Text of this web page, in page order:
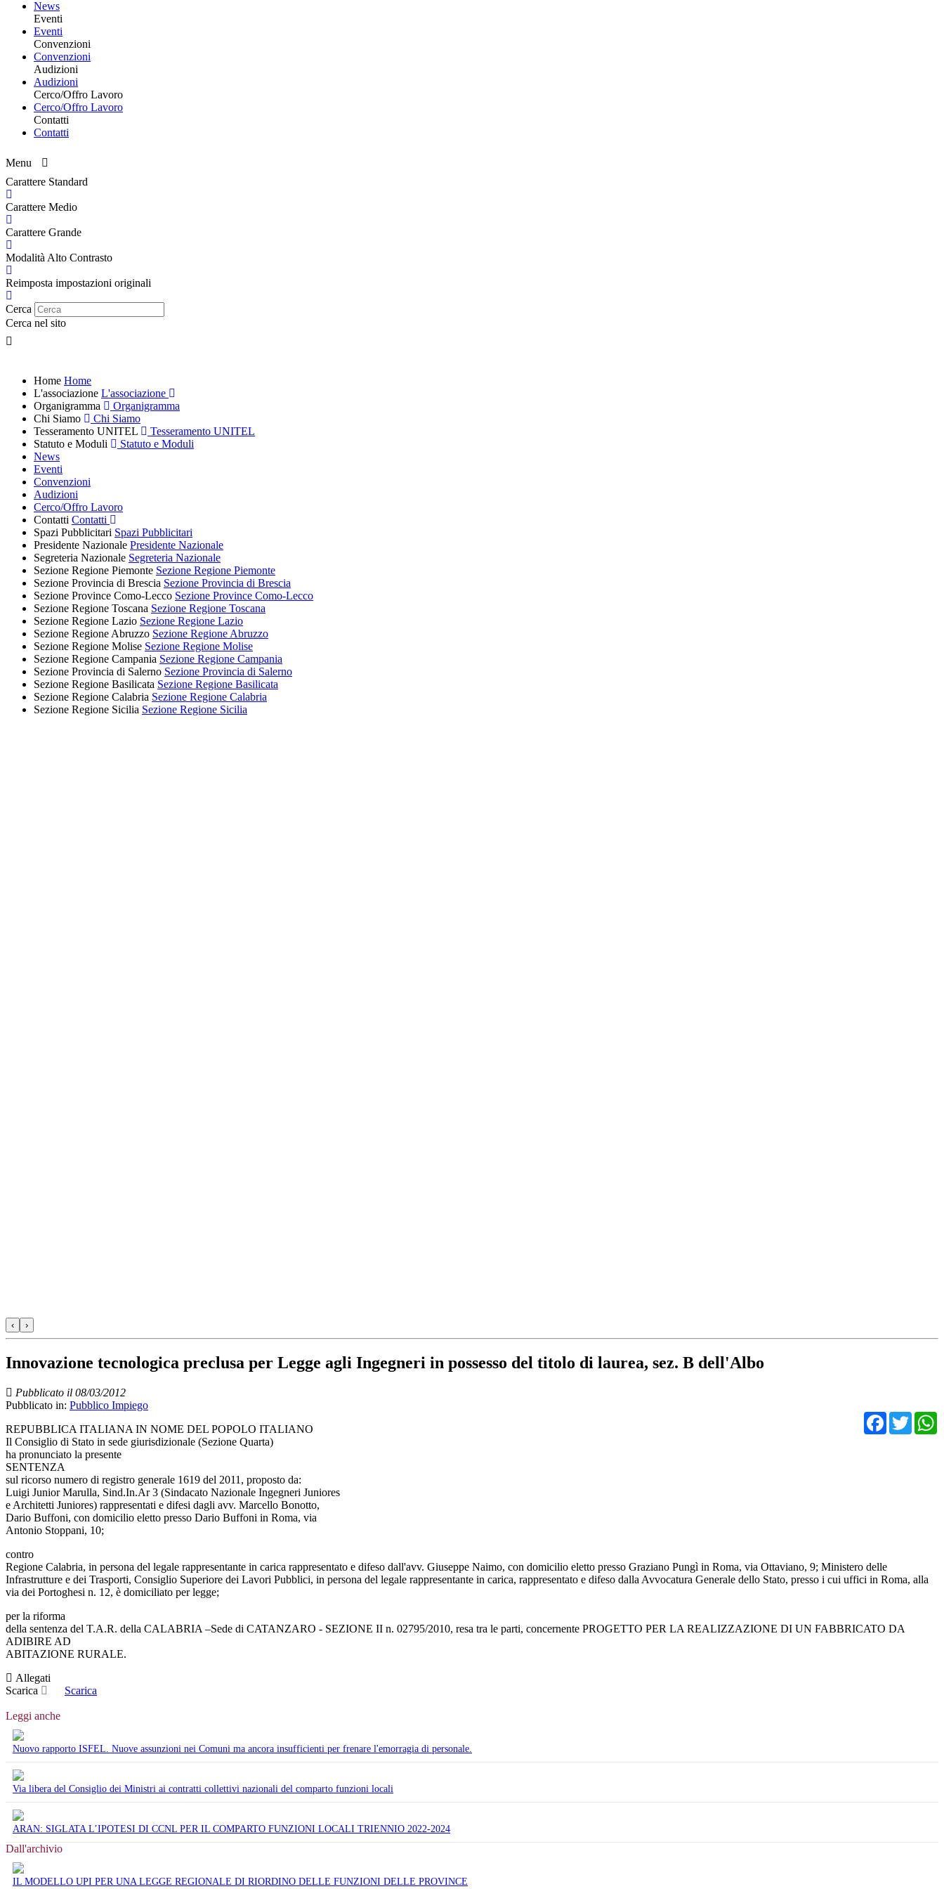
News
Eventi
Eventi
Convenzioni
Convenzioni
Audizioni
Audizioni
Cerco/Offro Lavoro
Cerco/Offro Lavoro
Contatti
Contatti
Menu
Carattere Standard
Carattere Medio
Carattere Grande
Modalità Alto Contrasto
Reimposta impostazioni originali
Cerca
Cerca nel sito
Home Home
L'associazione L'associazione
Organigramma
Organigramma
Chi Siamo
Chi Siamo
Tesseramento UNITEL
Tesseramento UNITEL
Statuto e Moduli
Statuto e Moduli
News
Eventi
Convenzioni
Audizioni
Cerco/Offro Lavoro
Contatti Contatti
Spazi Pubblicitari Spazi Pubblicitari
Presidente Nazionale Presidente Nazionale
Segreteria Nazionale Segreteria Nazionale
Sezione Regione Piemonte Sezione Regione Piemonte
Sezione Provincia di Brescia Sezione Provincia di Brescia
Sezione Province Como-Lecco Sezione Province Como-Lecco
Sezione Regione Toscana Sezione Regione Toscana
Sezione Regione Lazio Sezione Regione Lazio
Sezione Regione Abruzzo Sezione Regione Abruzzo
Sezione Regione Molise Sezione Regione Molise
Sezione Regione Campania Sezione Regione Campania
Sezione Provincia di Salerno Sezione Provincia di Salerno
Sezione Regione Basilicata Sezione Regione Basilicata
Sezione Regione Calabria Sezione Regione Calabria
Sezione Regione Sicilia Sezione Regione Sicilia
‹ ›
Innovazione tecnologica preclusa per Legge agli Ingegneri in possesso del titolo di laurea, sez. B dell'Albo
Pubblicato il 08/03/2012
Pubblicato in: Pubblico Impiego
REPUBBLICA ITALIANA IN NOME DEL POPOLO ITALIANO
Il Consiglio di Stato in sede giurisdizionale (Sezione Quarta)
ha pronunciato la presente
SENTENZA
sul ricorso numero di registro generale 1619 del 2011, proposto da:
Luigi Junior Marulla, Sind.In.Ar 3 (Sindacato Nazionale Ingegneri Juniores
e Architetti Juniores) rappresentati e difesi dagli avv. Marcello Bonotto,
Dario Buffoni, con domicilio eletto presso Dario Buffoni in Roma, via
Antonio Stoppani, 10;
contro
Regione Calabria, in persona del legale rappresentante in carica rappresentato e difeso dall'avv. Giuseppe Naimo, con domicilio eletto presso Graziano Pungì in Roma, via Ottaviano, 9; Ministero delle
Infrastrutture e dei Trasporti, Consiglio Superiore dei Lavori Pubblici, in persona del legale rappresentante in carica, rappresentato e difeso dalla Avvocatura Generale dello Stato, presso i cui uffici in Roma, alla
via dei Portoghesi n. 12, è domiciliato per legge;
per la riforma
della sentenza del T.A.R. della CALABRIA –Sede di CATANZARO - SEZIONE II n. 02795/2010, resa tra le parti, concernente PROGETTO PER LA REALIZZAZIONE DI UN FABBRICATO DA
ADIBIRE AD
ABITAZIONE RURALE.
Allegati
Scarica
Scarica
Leggi anche
Nuovo rapporto ISFEL. Nuove assunzioni nei Comuni ma ancora insufficienti per frenare l'emorragia di personale.
Via libera del Consiglio dei Ministri ai contratti collettivi nazionali del comparto funzioni locali
ARAN: SIGLATA L’IPOTESI DI CCNL PER IL COMPARTO FUNZIONI LOCALI TRIENNIO 2022-2024
Dall'archivio
IL MODELLO UPI PER UNA LEGGE REGIONALE DI RIORDINO DELLE FUNZIONI DELLE PROVINCE